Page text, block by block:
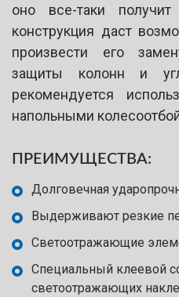
оно все-таки
конструкция даст
произвести его
защиты колонн и
рекомендуется
напольными
ПРЕИМУЩЕСТВА:
Долговечная
Выдерживают резкие
Светоотражающие
Специальный клеевой
светоотражающих